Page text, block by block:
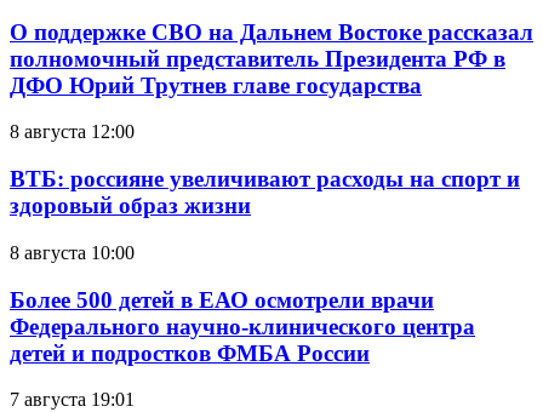
О поддержке СВО на Дальнем Востоке рассказал
полномочный представитель Президента РФ в
ДФО Юрий Трутнев главе государства
8 августа 12:00
ВТБ: россияне увеличивают расходы на спорт и
здоровый образ жизни
8 августа 10:00
Более 500 детей в ЕАО осмотрели врачи
Федерального научно-клинического центра
детей и подростков ФМБА России
7 августа 19:01